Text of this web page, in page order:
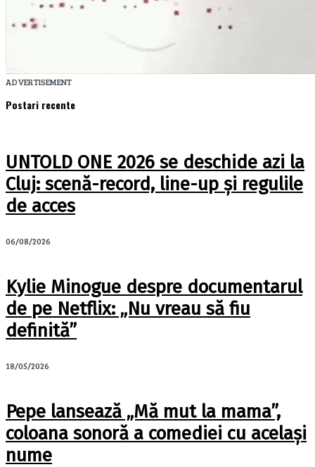
ADVERTISEMENT
Postari recente
UNTOLD ONE 2026 se deschide azi la
Cluj: scenă-record, line-up și regulile
de acces
06/08/2026
Kylie Minogue despre documentarul
de pe Netflix: „Nu vreau să fiu
definită”
18/05/2026
Pepe lansează „Mă mut la mama”,
coloana sonoră a comediei cu același
nume